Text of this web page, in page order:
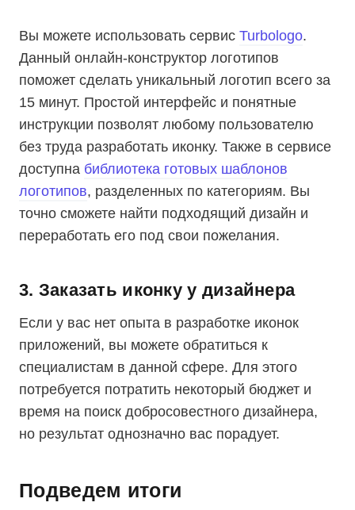
Вы можете использовать сервис Turbologo.
Данный онлайн-конструктор логотипов
поможет сделать уникальный логотип всего за
15 минут. Простой интерфейс и понятные
инструкции позволят любому пользователю
без труда разработать иконку. Также в сервисе
доступна библиотека готовых шаблонов
логотипов, разделенных по категориям. Вы
точно сможете найти подходящий дизайн и
переработать его под свои пожелания.
3. Заказать иконку у дизайнера
Если у вас нет опыта в разработке иконок
приложений, вы можете обратиться к
специалистам в данной сфере. Для этого
потребуется потратить некоторый бюджет и
время на поиск добросовестного дизайнера,
но результат однозначно вас порадует.
Подведем итоги